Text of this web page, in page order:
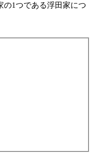
の1つである浮田家につ